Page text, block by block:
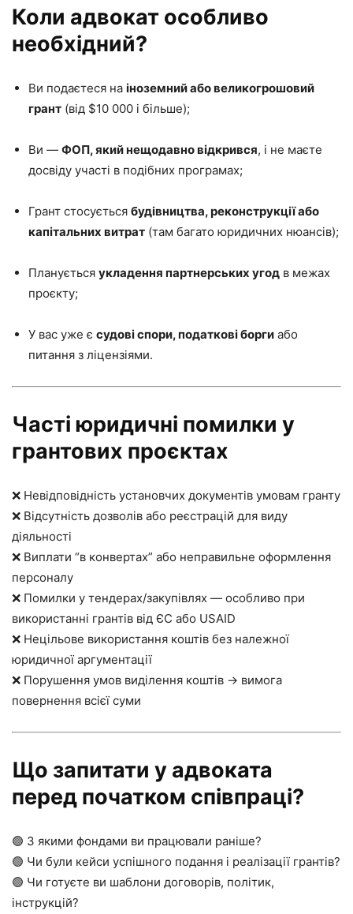
Коли адвокат особливо
необхідний?
Ви подаєтеся на іноземний або великогрошовий
грант (від $10 000 і більше);
Ви — ФОП, який нещодавно відкрився, і не маєте
досвіду участі в подібних програмах;
Грант стосується будівництва, реконструкції або
капітальних витрат (там багато юридичних нюансів);
Планується укладення партнерських угод в межах
проєкту;
У вас уже є судові спори, податкові борги або
питання з ліцензіями.
Часті юридичні помилки у
грантових проєктах
❌ Невідповідність установчих документів умовам гранту
❌ Відсутність дозволів або реєстрацій для виду
діяльності
❌ Виплати “в конвертах” або неправильне оформлення
персоналу
❌ Помилки у тендерах/закупівлях — особливо при
використанні грантів від ЄС або USAID
❌ Нецільове використання коштів без належної
юридичної аргументації
❌ Порушення умов виділення коштів → вимога
повернення всієї суми
Що запитати у адвоката
перед початком співпраці?
🟢 З якими фондами ви працювали раніше?
🟢 Чи були кейси успішного подання і реалізації грантів?
🟢 Чи готуєте ви шаблони договорів, політик,
інструкцій?